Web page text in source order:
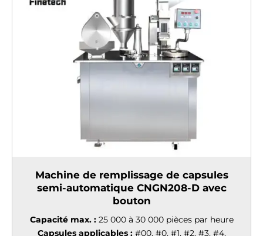
Machine de remplissage de capsules
semi-automatique CNGN208-D avec
bouton
Capacité max. :25 000 à 30 000 pièces par heure
Capsules applicables :#00, #0, #1, #2, #3, #4,